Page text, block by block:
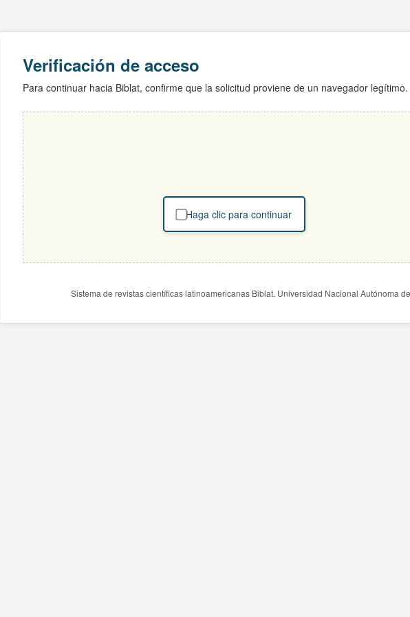
Verificación de acceso
Para continuar hacia Biblat, confirme que la solicitud proviene de un navegador legítimo.
Haga clic para continuar
Sistema de revistas científicas latinoamericanas Biblat. Universidad Nacional Autónoma